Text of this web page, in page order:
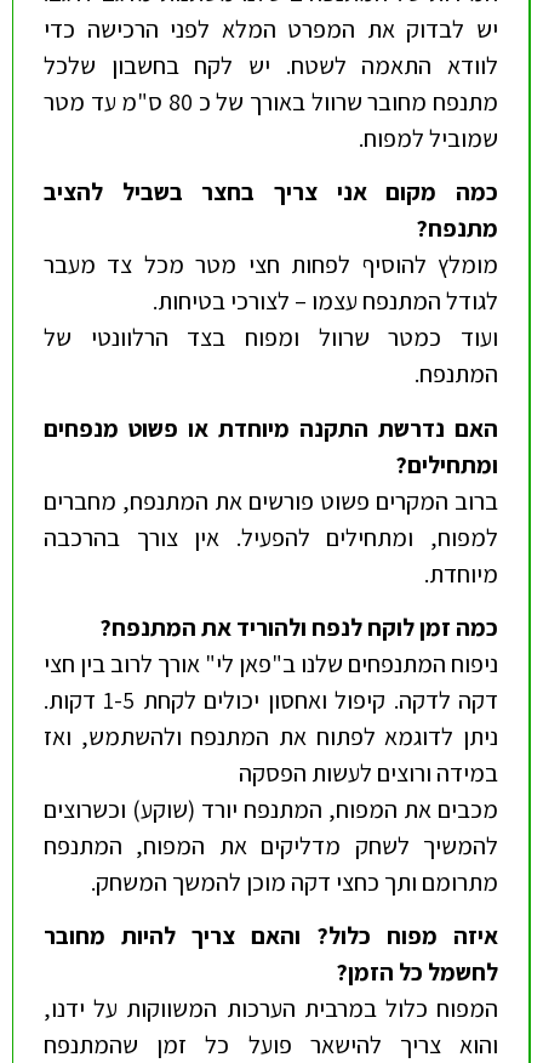
יש לבדוק את המפרט המלא לפני הרכישה כדי
לוודא התאמה לשטח. יש לקח בחשבון שלכל
מתנפח מחובר שרוול באורך של כ 80 ס"מ עד מטר
שמוביל למפוח.
כמה מקום אני צריך בחצר בשביל להציב
מתנפח?
מומלץ להוסיף לפחות חצי מטר מכל צד מעבר
לגודל המתנפח עצמו – לצורכי בטיחות.
ועוד כמטר שרוול ומפוח בצד הרלוונטי של
המתנפח.
האם נדרשת התקנה מיוחדת או פשוט מנפחים
ומתחילים?
ברוב המקרים פשוט פורשים את המתנפח, מחברים
למפוח, ומתחילים להפעיל. אין צורך בהרכבה
מיוחדת.
כמה זמן לוקח לנפח ולהוריד את המתנפח?
ניפוח המתנפחים שלנו ב"פאן לי" אורך לרוב בין חצי
דקה לדקה. קיפול ואחסון יכולים לקחת 1-5 דקות.
ניתן לדוגמא לפתוח את המתנפח ולהשתמש, ואז
במידה ורוצים לעשות הפסקה
מכבים את המפוח, המתנפח יורד (שוקע) וכשרוצים
להמשיך לשחק מדליקים את המפוח, המתנפח
מתרומם ותך כחצי דקה מוכן להמשך המשחק.
איזה מפוח כלול? והאם צריך להיות מחובר
לחשמל כל הזמן?
המפוח כלול במרבית הערכות המשווקות על ידנו,
והוא צריך להישאר פועל כל זמן שהמתנפח